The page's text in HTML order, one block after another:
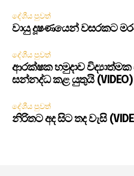
දේශීය පුවත්
වායු දූෂණයෙන් වසරකට
දේශීය පුවත්
ආරක්ෂක හමුදාව
සන්නද්ධ කළ යුතුයි (VIDEO)
දේශීය පුවත්
නිරිතට අද සිට තද වැසි